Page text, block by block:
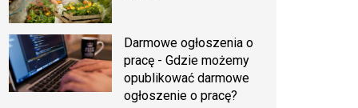
Darmowe ogłoszenia o
pracę - Gdzie możemy
opublikować darmowe
ogłoszenie o pracę?